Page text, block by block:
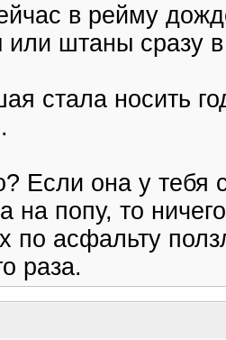
в рейму
штаны сразу
стала носить
Если она у тебя
на попу, то
по асфальту
раза.